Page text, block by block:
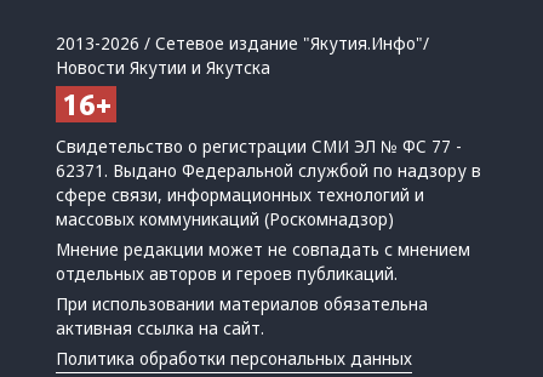
2013-2026 / Сетевое издание "Якутия.Инфо"/
Новости Якутии и Якутска
Свидетельство о регистрации СМИ ЭЛ № ФС 77 -
62371. Выдано Федеральной службой по надзору в
сфере связи, информационных технологий и
массовых коммуникаций (Роскомнадзор)
Мнение редакции может не совпадать с мнением
отдельных авторов и героев публикаций.
При использовании материалов обязательна
активная ссылка на сайт.
Политика обработки персональных данных